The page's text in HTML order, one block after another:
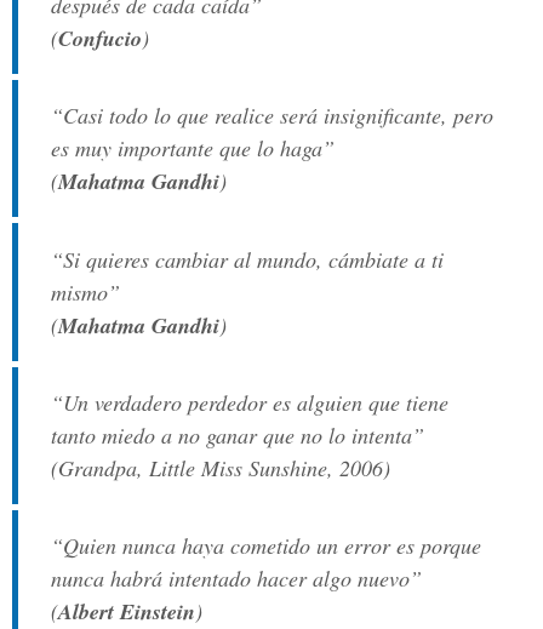
(Confucio)
“Casi todo lo que realice será insignificante, pero
es muy importante que lo haga”
(Mahatma Gandhi)
“Si quieres cambiar al mundo, cámbiate a ti
mismo”
(Mahatma Gandhi)
“Un verdadero perdedor es alguien que tiene
tanto miedo a no ganar que no lo intenta”
(Grandpa, Little Miss Sunshine, 2006)
“Quien nunca haya cometido un error es porque
nunca habrá intentado hacer algo nuevo”
(Albert Einstein)